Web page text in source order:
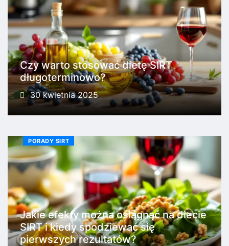
Czy warto stosować dietę SIRT
długoterminowo?
30 kwietnia 2025
PORADY SIRT
Jakie efekty można osiągnąć na diecie
SIRT i kiedy spodziewać się
pierwszych rezultatów?